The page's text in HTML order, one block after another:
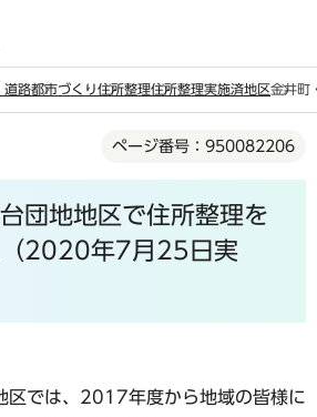
道路都市づくり住所整理住所整理実施済地区金井町
ページ番号：950082206
団地地区で住所整理を
（2020年7月25日実
区では、2017年度から地域の皆様に